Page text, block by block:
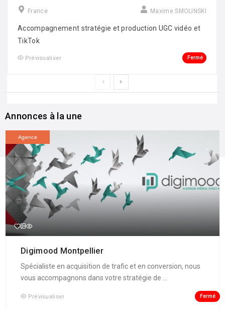
France Maxime SMOLINSKI
Accompagnement stratégie et production UGC vidéo et
TikTok
Prévisualiser Fermé
Annonces à la une
Agence
Digimood Montpellier
Spécialiste en acquisition de trafic et en conversion, nous
vous accompagnons dans votre stratégie de ...
Prévisualiser Fermé